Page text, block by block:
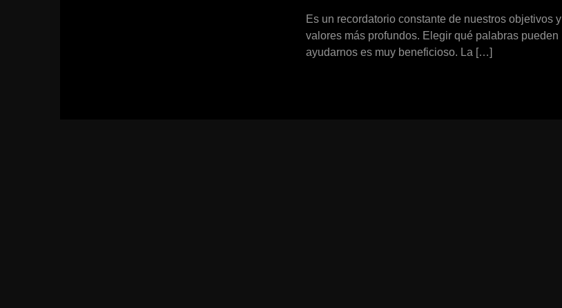
Es un recordatorio constante de nuestros objetivos y
valores más profundos. Elegir qué palabras pueden
ayudarnos es muy beneficioso. La […]